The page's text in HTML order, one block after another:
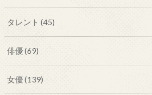
タレント (45)
俳優(69)
女優(139)